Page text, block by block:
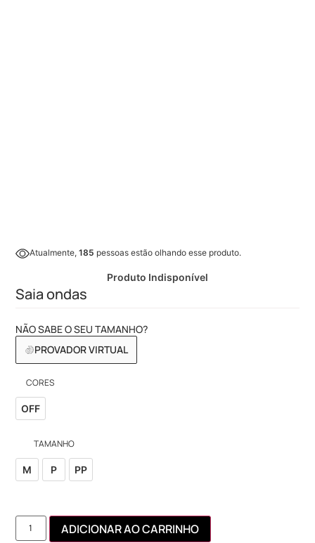
Atualmente, 185 pessoas estão olhando esse produto.
Produto Indisponível
Saia ondas
NÃO SABE O SEU TAMANHO?
PROVADOR VIRTUAL
CORES
OFF
TAMANHO
M P PP
ADICIONAR AO CARRINHO